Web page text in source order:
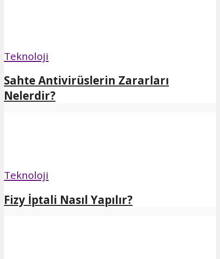
Teknoloji
Sahte Antivirüslerin Zararları
Nelerdir?
Teknoloji
Fizy İptali Nasıl Yapılır?